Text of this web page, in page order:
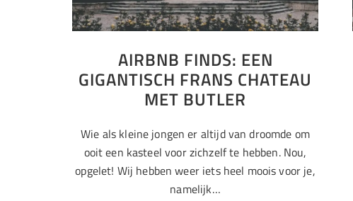
AIRBNB FINDS: EEN
GIGANTISCH FRANS CHATEAU
MET BUTLER
Wie als kleine jongen er altijd van droomde om
ooit een kasteel voor zichzelf te hebben. Nou,
opgelet! Wij hebben weer iets heel moois voor je,
namelijk…